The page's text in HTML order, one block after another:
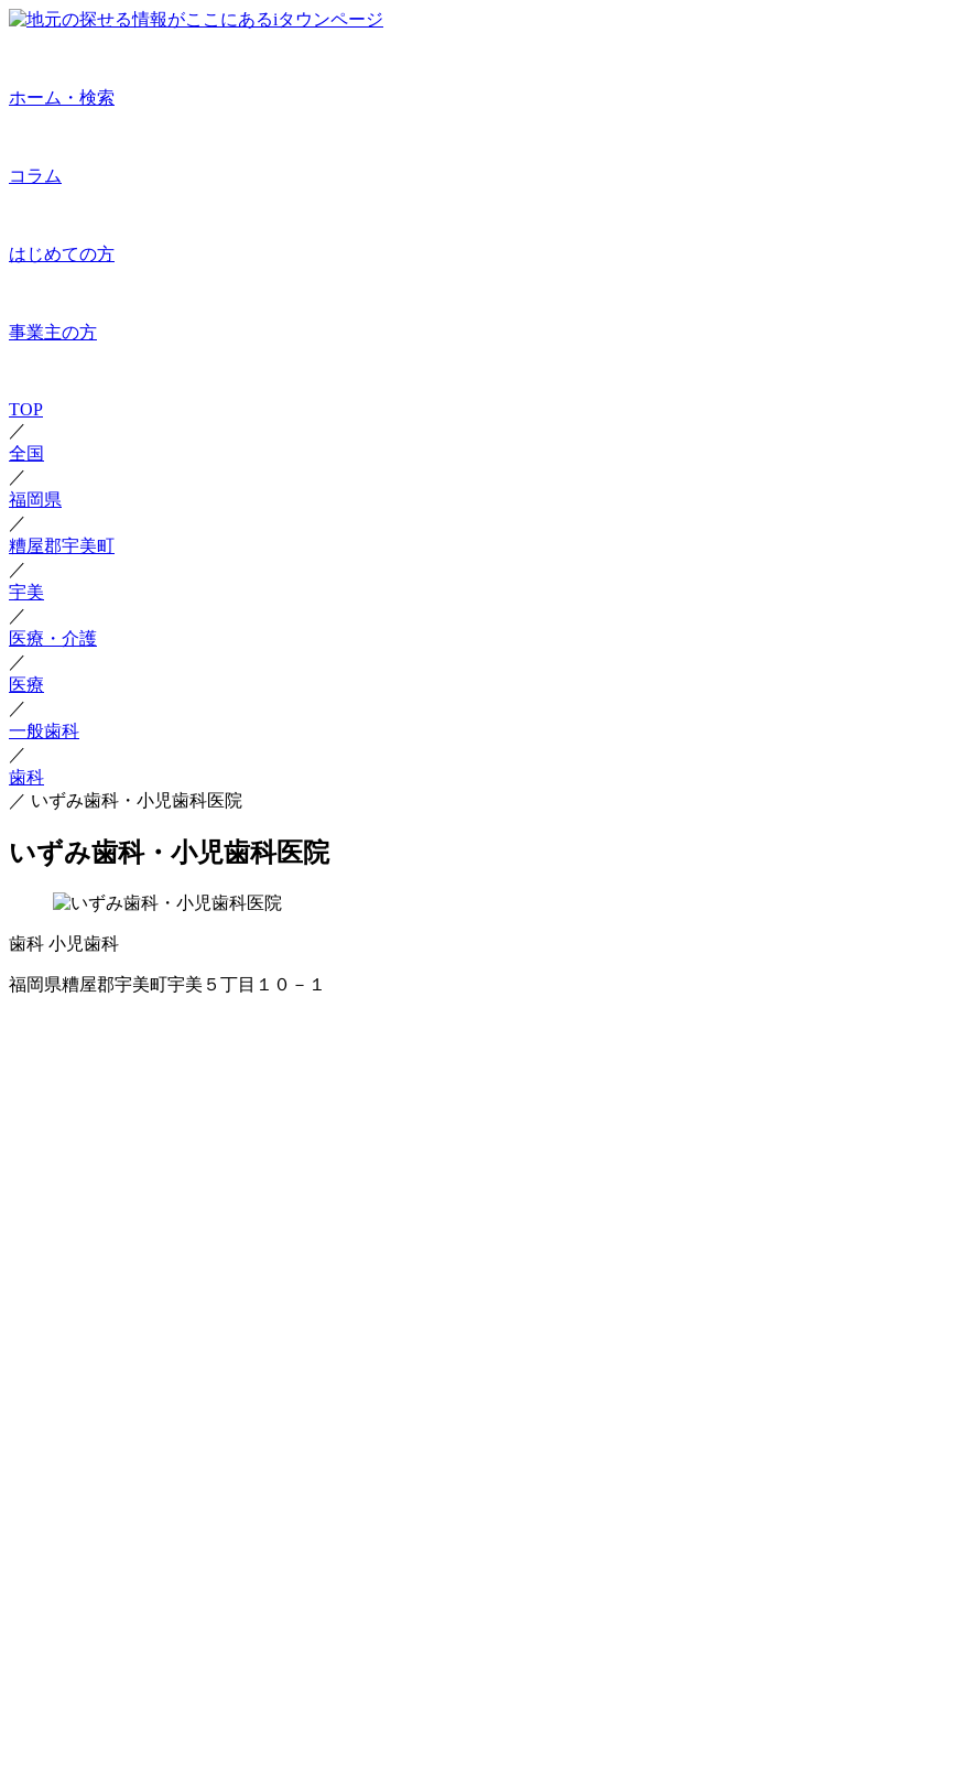
ホーム・検索
コラム
はじめての方
事業主の方
TOP
／
全国
／
福岡県
／
糟屋郡宇美町
／
宇美
／
医療・介護
／
医療
／
一般歯科
／
歯科
／ いずみ歯科・小児歯科医院
いずみ歯科・小児歯科医院
歯科 小児歯科
福岡県糟屋郡宇美町宇美５丁目１０－１